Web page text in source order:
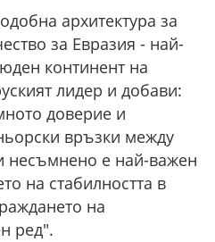
архитектура за
за Евразия - най-
континент на
лидер и добави:
доверие и
връзки между
несъмнено е най-важен
на стабилността в
на
ред".